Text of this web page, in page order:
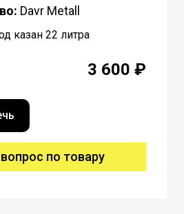
Davr Metall
казан 22 литра
3 600 ₽
по товару